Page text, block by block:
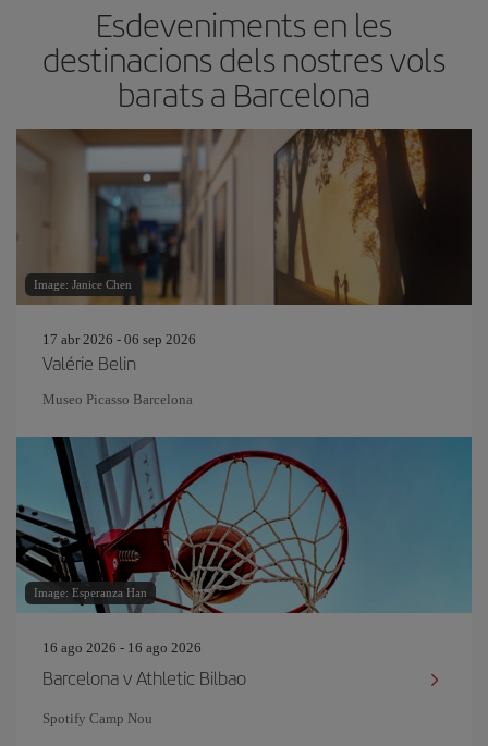
Esdeveniments en les
destinacions dels nostres vols
barats a Barcelona
Image: Janice Chen
17 abr 2026 - 06 sep 2026
Valérie Belin
Museo Picasso Barcelona
Image: Esperanza Han
16 ago 2026 - 16 ago 2026
Barcelona v Athletic Bilbao
Spotify Camp Nou